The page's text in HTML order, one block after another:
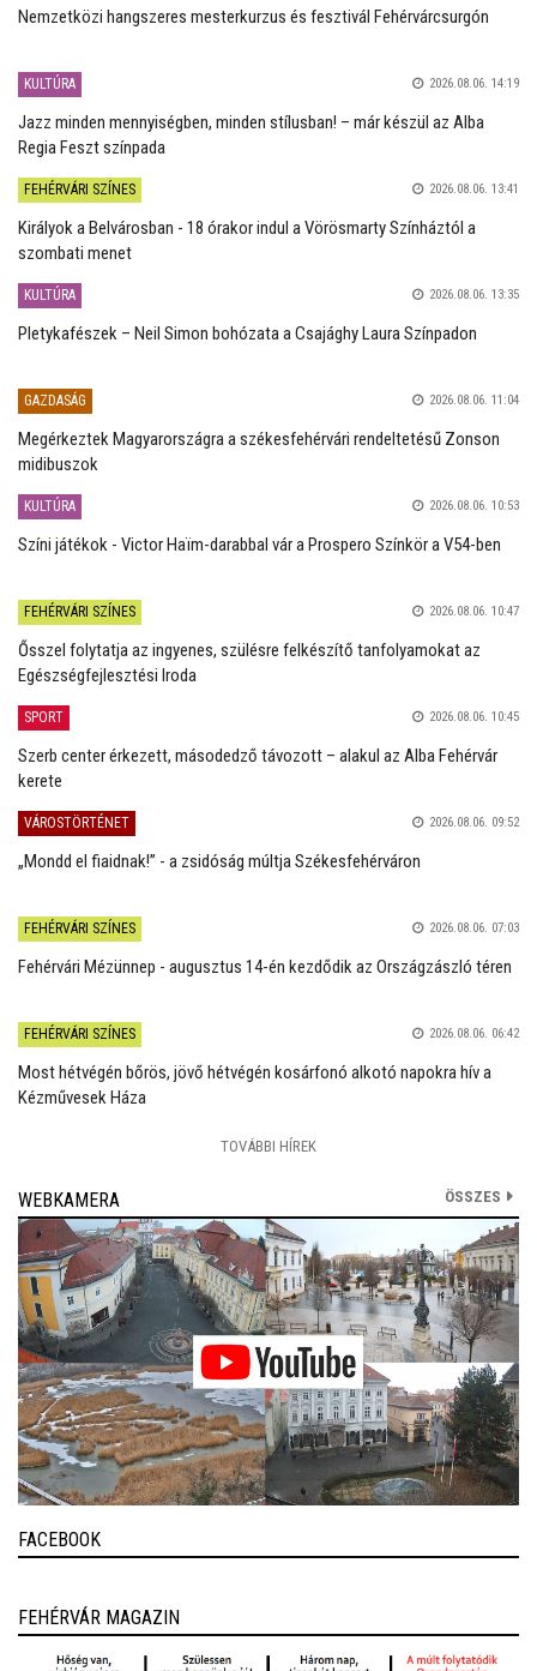
Nemzetközi hangszeres mesterkurzus és fesztivál Fehérvárcsurgón
KULTÚRA 2026.08.06. 14:19
Jazz minden mennyiségben, minden stílusban! – már készül az Alba
Regia Feszt színpada
FEHÉRVÁRI SZÍNES 2026.08.06. 13:41
Királyok a Belvárosban - 18 órakor indul a Vörösmarty Színháztól a
szombati menet
KULTÚRA 2026.08.06. 13:35
Pletykafészek – Neil Simon bohózata a Csajághy Laura Színpadon
GAZDASÁG 2026.08.06. 11:04
Megérkeztek Magyarországra a székesfehérvári rendeltetésű Zonson
midibuszok
KULTÚRA 2026.08.06. 10:53
Színi játékok - Victor Haïm-darabbal vár a Prospero Színkör a V54-ben
FEHÉRVÁRI SZÍNES 2026.08.06. 10:47
Ősszel folytatja az ingyenes, szülésre felkészítő tanfolyamokat az
Egészségfejlesztési Iroda
SPORT 2026.08.06. 10:45
Szerb center érkezett, másodedző távozott – alakul az Alba Fehérvár
kerete
VÁROSTÖRTÉNET 2026.08.06. 09:52
„Mondd el fiaidnak!” - a zsidóság múltja Székesfehérváron
FEHÉRVÁRI SZÍNES 2026.08.06. 07:03
Fehérvári Mézünnep - augusztus 14-én kezdődik az Országzászló téren
FEHÉRVÁRI SZÍNES 2026.08.06. 06:42
Most hétvégén bőrös, jövő hétvégén kosárfonó alkotó napokra hív a
Kézművesek Háza
TOVÁBBI HÍREK
WEBKAMERA ÖSSZES
FACEBOOK
FEHÉRVÁR MAGAZIN